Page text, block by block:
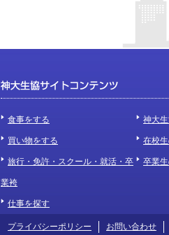
食事をする
買い物をする
旅行・免許・スクール・就活・卒
業袴
仕事を探す
神大
在校
卒業
プライバシーポリシー お問い合わせ